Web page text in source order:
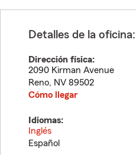
Detalles de la oficina:
Dirección física:
2090 Kirman Avenue
Reno, NV 89502
Cómo llegar
Idiomas:
Inglés
Español